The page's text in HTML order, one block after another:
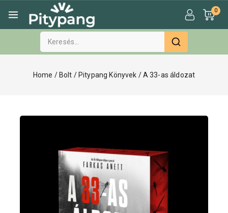
0
Home / Bolt / Pitypang Könyvek / A 33-as áldozat